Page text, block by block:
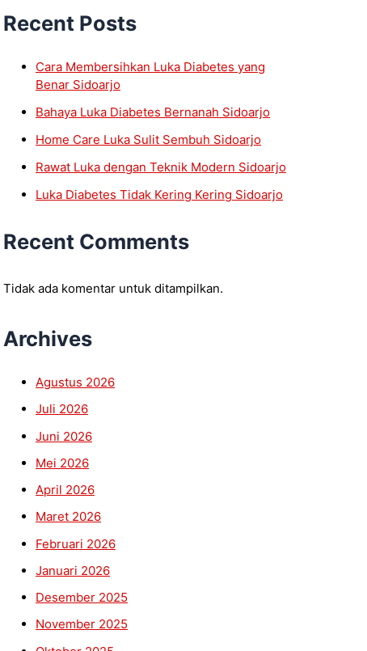
Recent Posts
Cara Membersihkan Luka Diabetes yang
Benar Sidoarjo
Bahaya Luka Diabetes Bernanah Sidoarjo
Home Care Luka Sulit Sembuh Sidoarjo
Rawat Luka dengan Teknik Modern Sidoarjo
Luka Diabetes Tidak Kering Kering Sidoarjo
Recent Comments
Tidak ada komentar untuk ditampilkan.
Archives
Agustus 2026
Juli 2026
Juni 2026
Mei 2026
April 2026
Maret 2026
Februari 2026
Januari 2026
Desember 2025
November 2025